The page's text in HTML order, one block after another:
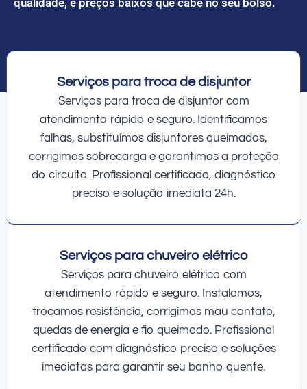
Serviços para troca de disjuntor
Serviços para troca de disjuntor com
atendimento rápido e seguro. Identificamos
falhas, substituímos disjuntores queimados,
corrigimos sobrecarga e garantimos a proteção
do circuito. Profissional certificado, diagnóstico
preciso e solução imediata 24h.
Serviços para chuveiro elétrico
Serviços para chuveiro elétrico com
atendimento rápido e seguro. Instalamos,
trocamos resistência, corrigimos mau contato,
quedas de energia e fio queimado. Profissional
certificado com diagnóstico preciso e soluções
imediatas para garantir seu banho quente.